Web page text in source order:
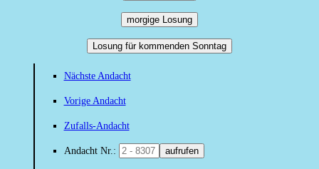
morgige Losung
Losung für kommenden Sonntag
Nächste Andacht
Vorige Andacht
Zufalls-Andacht
Andacht Nr.: aufrufen